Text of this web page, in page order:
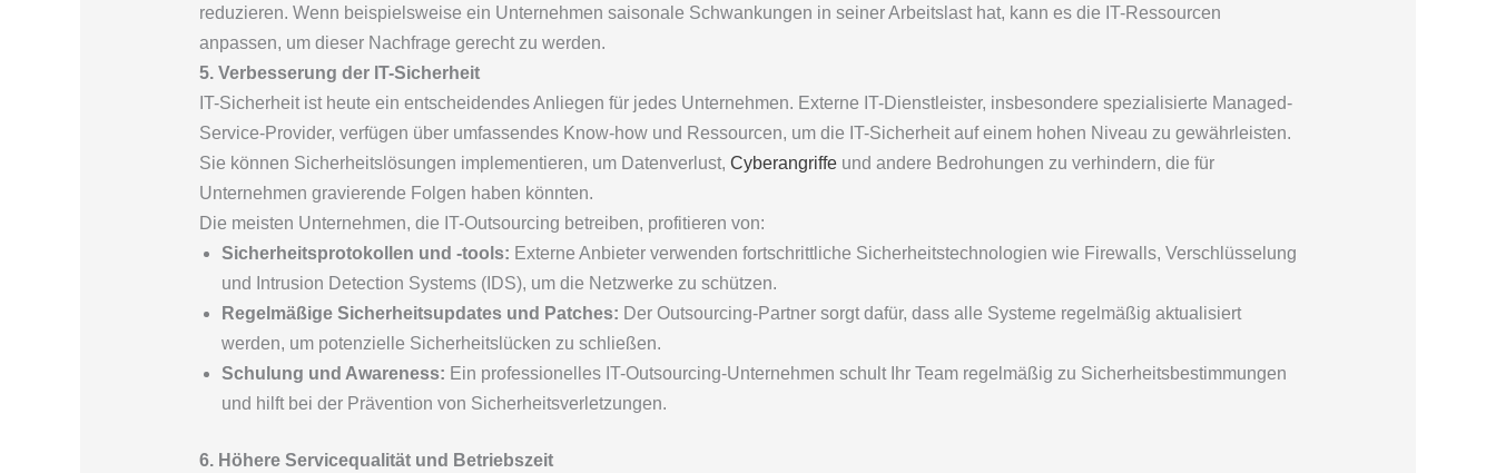
reduzieren. Wenn beispielsweise ein Unternehmen saisonale Schwankungen in seiner Arbeitslast hat, kann es die IT-Ressourcen
anpassen, um dieser Nachfrage gerecht zu werden.
5. Verbesserung der IT-Sicherheit
IT-Sicherheit ist heute ein entscheidendes Anliegen für jedes Unternehmen. Externe IT-Dienstleister, insbesondere spezialisierte Managed-
Service-Provider, verfügen über umfassendes Know-how und Ressourcen, um die IT-Sicherheit auf einem hohen Niveau zu gewährleisten.
Sie können Sicherheitslösungen implementieren, um Datenverlust, Cyberangriffeund andere Bedrohungen zu verhindern, die für
Unternehmen gravierende Folgen haben könnten.
Die meisten Unternehmen, die IT-Outsourcing betreiben, profitieren von:
Sicherheitsprotokollen und -tools: Externe Anbieter verwenden fortschrittliche Sicherheitstechnologien wie Firewalls, Verschlüsselung
und Intrusion Detection Systems (IDS), um die Netzwerke zu schützen.
Regelmäßige Sicherheitsupdates und Patches: Der Outsourcing-Partner sorgt dafür, dass alle Systeme regelmäßig aktualisiert
werden, um potenzielle Sicherheitslücken zu schließen.
Schulung und Awareness: Ein professionelles IT-Outsourcing-Unternehmen schult Ihr Team regelmäßig zu Sicherheitsbestimmungen
und hilft bei der Prävention von Sicherheitsverletzungen.
6. Höhere Servicequalität und Betriebszeit